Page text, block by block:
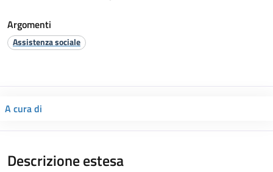
Argomenti
Assistenza sociale
A cura di
Descrizione estesa